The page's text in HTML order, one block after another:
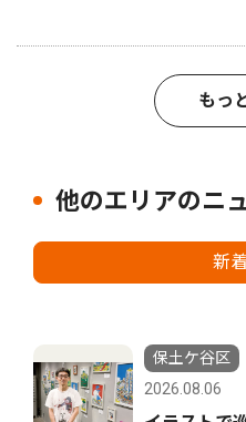
もっ
他のエリアのニ
新
保土ケ谷区
2026.08.06